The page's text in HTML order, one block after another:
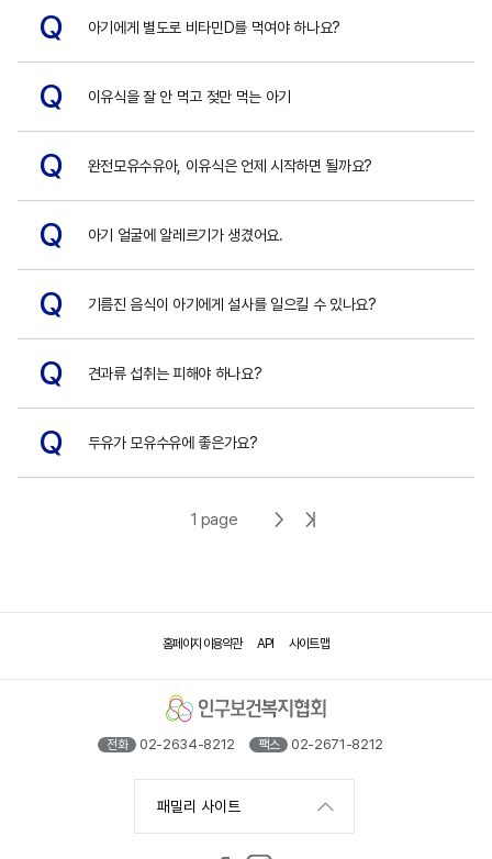
Q 아기에게 별도로 비타민D를 먹여야 하나요?
Q 이유식을 잘 안 먹고 젖만 먹는 아기
Q 완전모유수유아, 이유식은 언제 시작하면 될까요?
Q 아기 얼굴에 알레르기가 생겼어요.
Q 기름진 음식이 아기에게 설사를 일으킬 수 있나요?
Q 견과류 섭취는 피해야 하나요?
Q 두유가 모유수유에 좋은가요?
1 page 다
이
지
마
페
이
지
홈페이지 이용약관 API 사이트 맵
전화 02-2634-8212 팩스 02-2671-8212
패밀리 사이트